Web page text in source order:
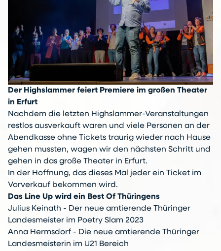
Der Highslammer feiert Premiere im großen Theater
in Erfurt
Nachdem die letzten Highslammer-Veranstaltungen
restlos ausverkauft waren und viele Personen an der
Abendkasse ohne Tickets traurig wieder nach Hause
gehen mussten, wagen wir den nächsten Schritt und
gehen in das große Theater in Erfurt.
In der Hoffnung, das dieses Mal jeder ein Ticket im
Vorverkauf bekommen wird.
Das Line Up wird ein Best Of Thüringens
Julius Keinath - Der neue amtierende Thüringer
Landesmeister im Poetry Slam 2023
Anna Hermsdorf - Die neue amtierende Thüringer
Landesmeisterin im U21 Bereich